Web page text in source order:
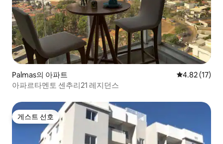
Palmas의 아파트 평점 4.82점
4.82 (17)
아파르타멘토 센추리21 레지던스
게스트 선호
게스트 선호